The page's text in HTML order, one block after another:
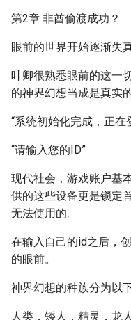
第2章 非酋偷渡成功？
眼前的世界开始逐渐失
叶卿很熟悉眼前的这一
的神界幻想当成是真实
“系统初始化完成，正在
“请输入您的ID”
现代社会，游戏账户基
供的这些设备更是锁定
无法使用的。
在输入自己的id之后，
的眼前。
神界幻想的种族分为以
人类，矮人，精灵，龙